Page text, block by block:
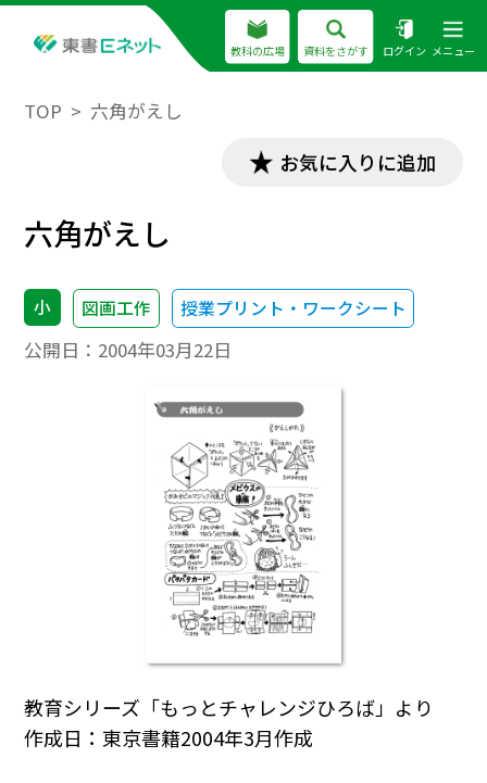
教科の広場 資料をさがす ログイン メニュー
TOP 六角がえし
お気に入りに追加
六角がえし
小 図画工作 授業プリント・ワークシート
公開日： 2004年03月22日
教育シリーズ「もっとチャレンジひろば」より
作成日：東京書籍2004年3月作成